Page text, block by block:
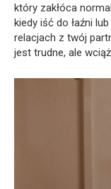
który zakłóca
kiedy iść do łaźni
relacjach z twój
jest trudne, ale